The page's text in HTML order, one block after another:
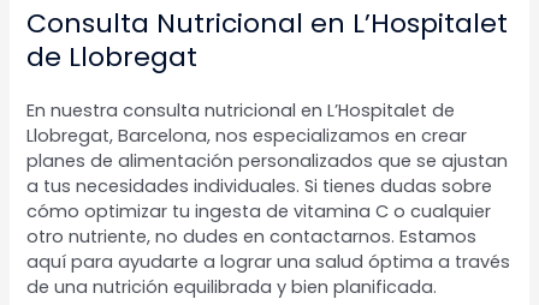
Consulta Nutricional en L’Hospitalet
de Llobregat
En nuestra consulta nutricional en L’Hospitalet de
Llobregat, Barcelona, nos especializamos en crear
planes de alimentación personalizados que se ajustan
a tus necesidades individuales. Si tienes dudas sobre
cómo optimizar tu ingesta de vitamina C o cualquier
otro nutriente, no dudes en contactarnos. Estamos
aquí para ayudarte a lograr una salud óptima a través
de una nutrición equilibrada y bien planificada.